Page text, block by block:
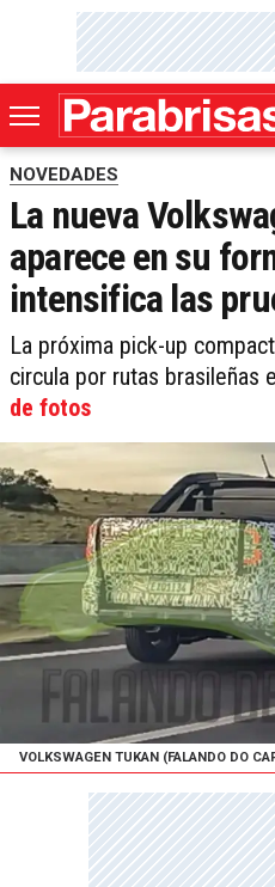
NOVEDADES
La nueva
aparece en su
intensifica las
La próxima pick-up
circula por rutas brasileñas
de fotos
VOLKSWAGEN TUKAN (FALANDO DO